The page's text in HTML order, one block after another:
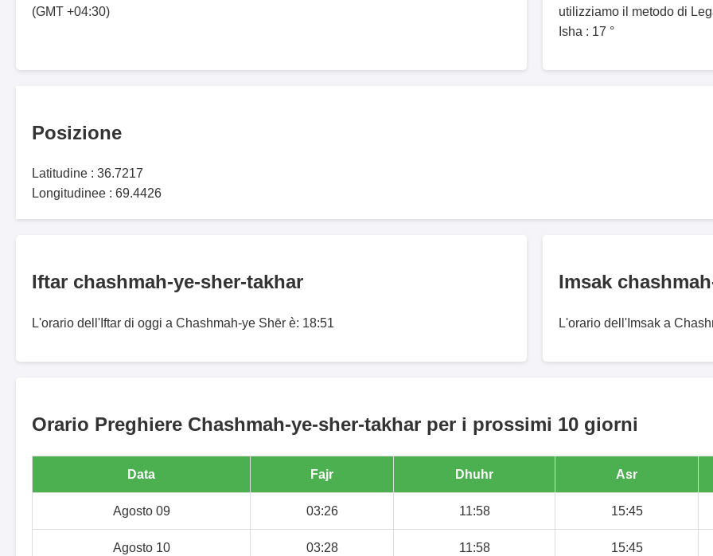
(GMT +04:30)
utilizziamo il metodo di
Isha : 17 °
Posizione
Latitudine : 36.7217
Longitudinee : 69.4426
Iftar chashmah-ye-sher-takhar
L'orario dell'Iftar di oggi a Chashmah-ye Shēr è: 18:51
Imsak
L'orario dell'Imsak a
Orario Preghiere Chashmah-ye-sher-takhar per i prossimi 10 giorni
Data Fajr Dhuhr Asr
Agosto 09 03:26 11:58 15:45
Agosto 10 03:28 11:58 15:45